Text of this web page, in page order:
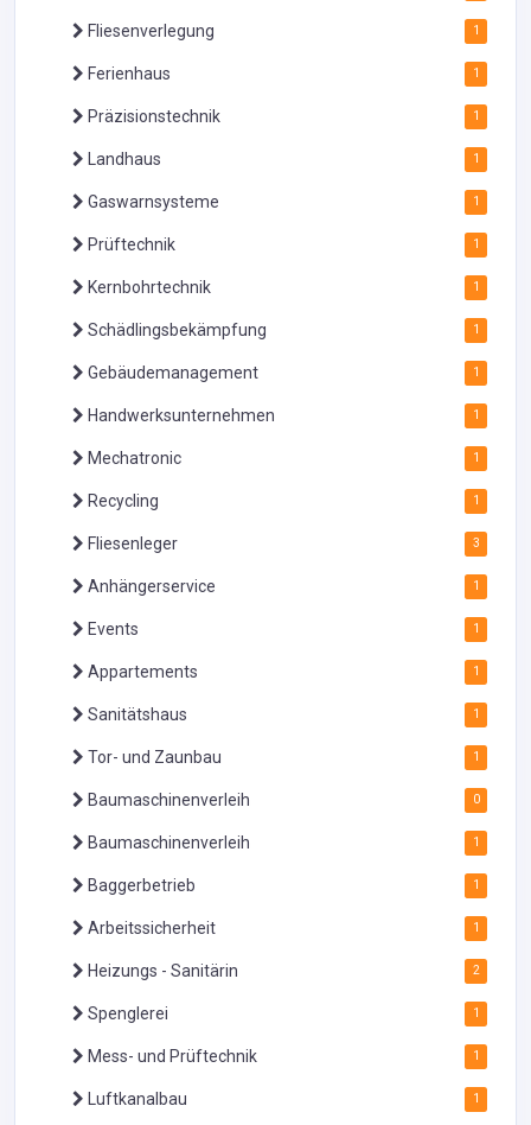
Fliesenverlegung 1
Ferienhaus 1
Präzisionstechnik 1
Landhaus 1
Gaswarnsysteme 1
Prüftechnik 1
Kernbohrtechnik 1
Schädlingsbekämpfung 1
Gebäudemanagement 1
Handwerksunternehmen 1
Mechatronic 1
Recycling 1
Fliesenleger 3
Anhängerservice 1
Events 1
Appartements 1
Sanitätshaus 1
Tor- und Zaunbau 1
Baumaschinenverleih 0
Baumaschinenverleih 1
Baggerbetrieb 1
Arbeitssicherheit 1
Heizungs - Sanitärin 2
Spenglerei 1
Mess- und Prüftechnik 1
Luftkanalbau 1